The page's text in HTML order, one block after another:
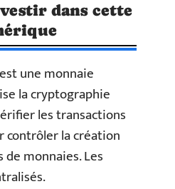
dans cette
une monnaie
la cryptographie
les transactions
contrôler la création
monnaies. Les